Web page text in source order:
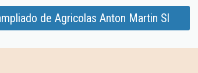
de Agricolas Anton Martin Sl